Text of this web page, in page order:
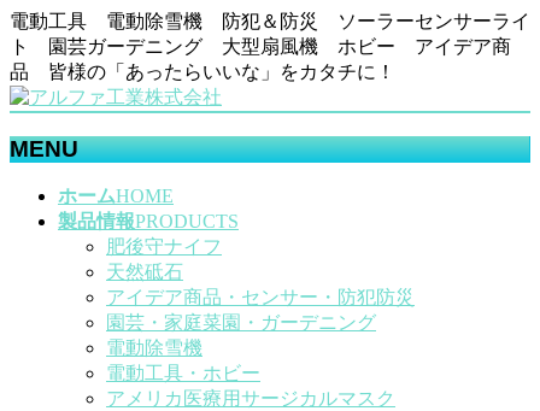
電動工具 電動除雪機 防犯＆防災 ソーラーセンサーライ
ト 園芸ガーデニング 大型扇風機 ホビー アイデア商
品 皆様の「あったらいいな」をカタチに！
MENU
ホームHOME
製品情報PRODUCTS
肥後守ナイフ
天然砥石
アイデア商品・センサー・防犯防災
園芸・家庭菜園・ガーデニング
電動除雪機
電動工具・ホビー
アメリカ医療用サージカルマスク